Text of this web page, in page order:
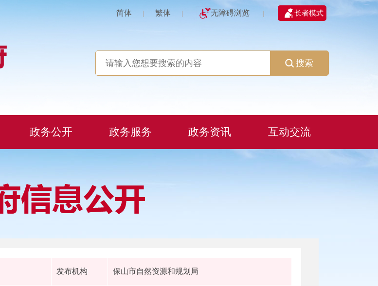
简体 | 繁体 | 无障碍浏览 | 长者模式
搜索
政务公开 政务服务 政务资讯 互动交流
发布机构 保山市自然资源和规划局